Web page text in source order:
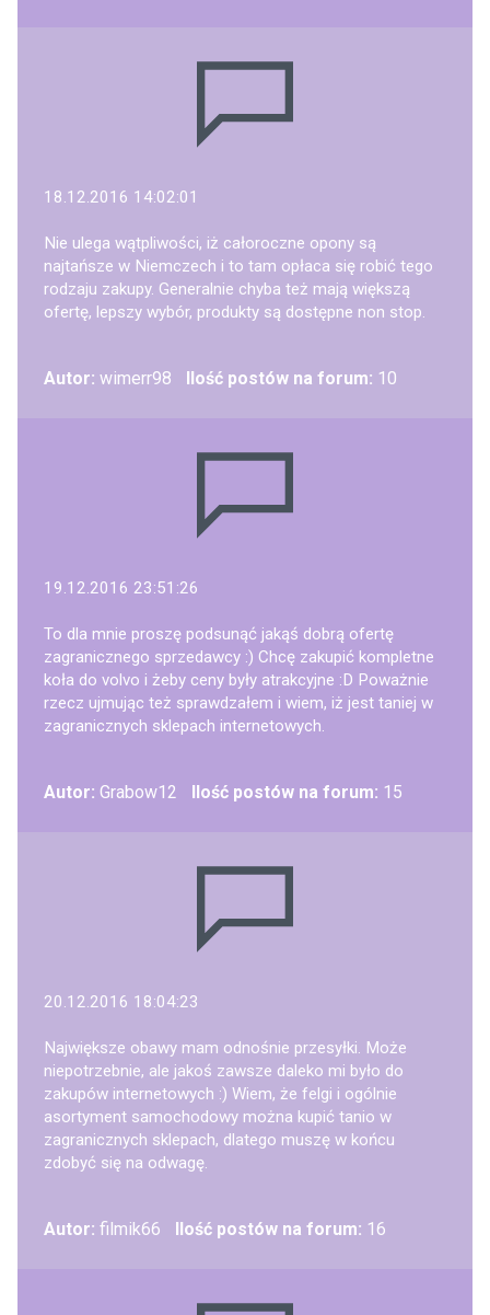
18.12.2016 14:02:01
Nie ulega wątpliwości, iż całoroczne opony są
najtańsze w Niemczech i to tam opłaca się robić tego
rodzaju zakupy. Generalnie chyba też mają większą
ofertę, lepszy wybór, produkty są dostępne non stop.
Autor: wimerr98 Ilość postów na forum: 10
19.12.2016 23:51:26
To dla mnie proszę podsunąć jakąś dobrą ofertę
zagranicznego sprzedawcy :) Chcę zakupić kompletne
koła do volvo i żeby ceny były atrakcyjne :D Poważnie
rzecz ujmując też sprawdzałem i wiem, iż jest taniej w
zagranicznych sklepach internetowych.
Autor: Grabow12 Ilość postów na forum: 15
20.12.2016 18:04:23
Największe obawy mam odnośnie przesyłki. Może
niepotrzebnie, ale jakoś zawsze daleko mi było do
zakupów internetowych :) Wiem, że felgi i ogólnie
asortyment samochodowy można kupić tanio w
zagranicznych sklepach, dlatego muszę w końcu
zdobyć się na odwagę.
Autor: filmik66 Ilość postów na forum: 16